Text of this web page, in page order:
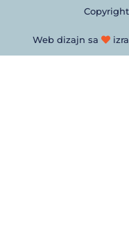
Web dizajn sa